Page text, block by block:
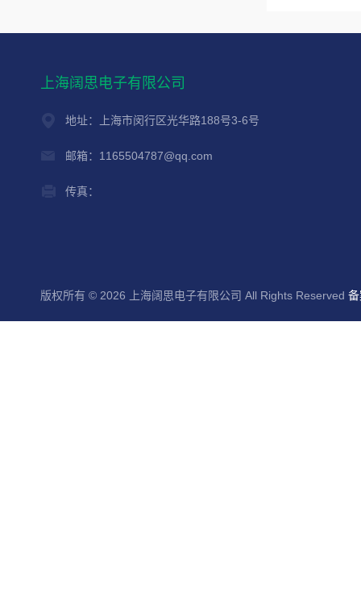
上海阔思电子有限公司
地址：上海市闵行区光华路188号3-6号
邮箱：1165504787@qq.com
传真：
版权所有 © 2026 上海阔思电子有限公司 All Rights Reserved